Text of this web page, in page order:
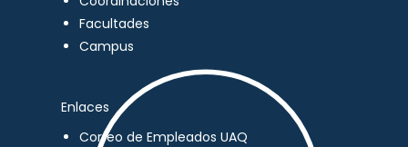
Facultades
Campus
Enlaces
Correo de Empleados UAQ